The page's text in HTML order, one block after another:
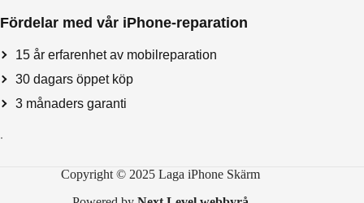
Fördelar med vår iPhone-reparation
15 år erfarenhet av mobilreparation
30 dagars öppet köp
3 månaders garanti
.
Copyright © 2025 Laga iPhone Skärm